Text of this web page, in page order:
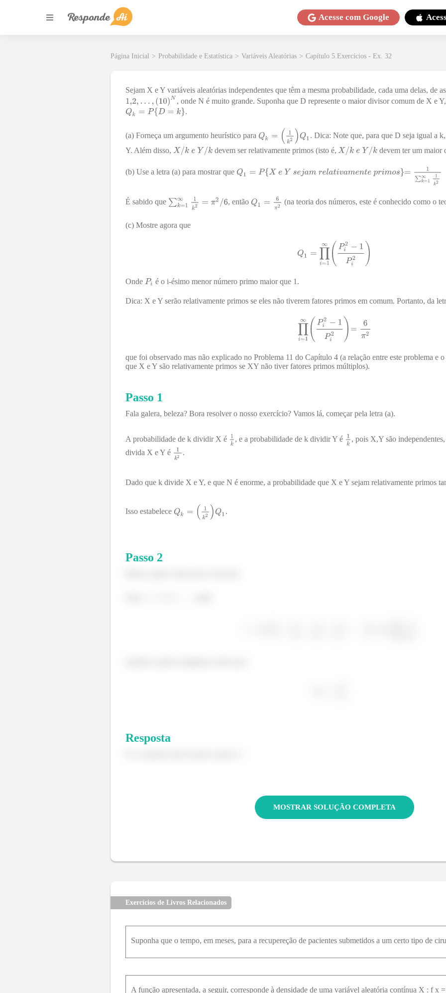
Acesse com Google
Página Inicial > Probabilidade e Estatística > Variáveis Aleatórias > Capítulo 5.Exercícios - Ex. 32
Sejam X e Y variáveis aleatórias independentes que têm a mesma probabilidade, cada uma delas, de
, onde N é muito grande. Suponha que D represente o maior divisor comum de X e
.
(a) Forneça um argumento heurístico para
. Dica: Note que, para que D seja igual a
Y. Além disso,
devem ser relativamente primos (isto é, devem ter um maior
(b) Use a letra (a) para mostrar que
É sabido que , então (na teoria dos números, este é conhecido como o
(c) Mostre agora que
Onde é o i-ésimo menor número primo maior que 1.
Dica: X e Y serão relativamente primos se eles não tiverem fatores primos em comum. Portanto, da
que foi observado mas não explicado no Problema 11 do Capítulo 4 (a relação entre este problema e
que X e Y são relativamente primos se XY não tiver fatores primos múltiplos).
Passo 1
Fala galera, beleza? Bora resolver o nosso exercício? Vamos lá, começar pela letra (a).
A probabilidade de k dividir X é , e a probabilidade de k dividir Y é
, pois X,Y são
divida X e Y é
²
.
Dado que k divide X e Y, e que N é enorme, a probabilidade que X e Y sejam relativamente primos
Isso estabelece .
Passo 2
Resposta
MOSTRAR SOLUÇÃO COMPLETA
Exercícios de Livros Relacionados